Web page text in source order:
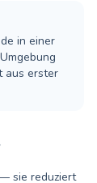
in einer
aus erster
sie reduziert